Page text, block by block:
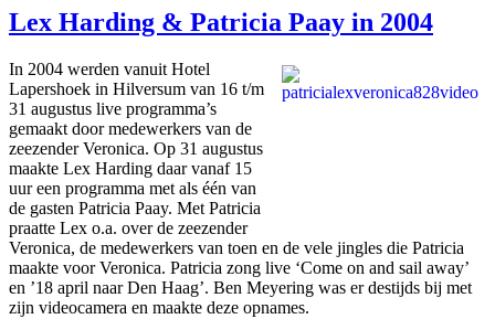
Lex Harding & Patricia Paay in 2004
In 2004 werden vanuit Hotel
Lapershoek in Hilversum van 16 t/m
31 augustus live programma’s
gemaakt door medewerkers van de
zeezender Veronica. Op 31 augustus
maakte Lex Harding daar vanaf 15
uur een programma met als één van
de gasten Patricia Paay. Met Patricia
praatte Lex o.a. over de zeezender
Veronica, de medewerkers van toen en de vele jingles die Patricia
maakte voor Veronica. Patricia zong live ‘Come on and sail away’
en ’18 april naar Den Haag’. Ben Meyering was er destijds bij met
zijn videocamera en maakte deze opnames.